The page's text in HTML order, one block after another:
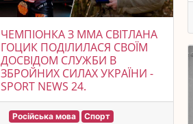
ЧЕМПІОНКА З ММА СВІТЛАНА
ГОЦИК ПОДІЛИЛАСЯ СВОЇМ
ДОСВІДОМ СЛУЖБИ В
ЗБРОЙНИХ СИЛАХ УКРАЇНИ -
SPORT NEWS 24.
Російська мова
Спорт